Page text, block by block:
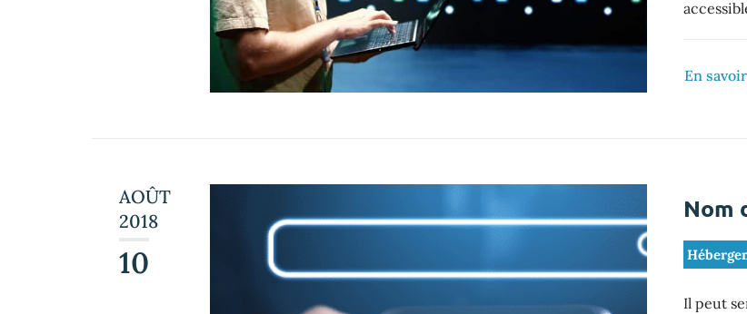
En
AOÛT
2018
10
Nom
Il peut